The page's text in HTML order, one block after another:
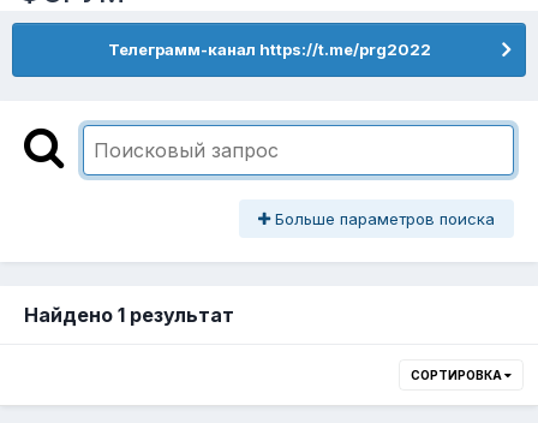
Телеграмм-канал https://t.me/prg2022
Больше параметров поиска
Найдено 1 результат
СОРТИРОВКА